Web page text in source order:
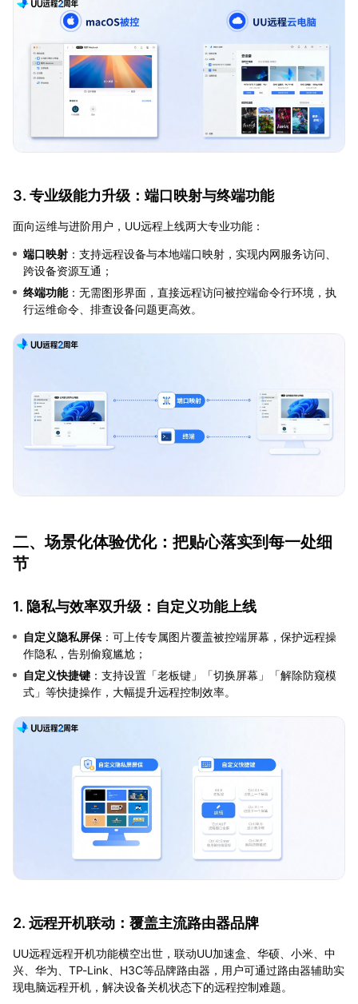
3. 专业级能力升级：端口映射与终端功能
面向运维与进阶用户，UU远程上线两大专业功能：
端口映射：支持远程设备与本地端口映射，实现内网服务访问、
跨设备资源互通；
终端功能：无需图形界面，直接远程访问被控端命令行环境，执
行运维命令、排查设备问题更高效。
二、场景化体验优化：把贴心落实到每一处细
节
1. 隐私与效率双升级：自定义功能上线
自定义隐私屏保：可上传专属图片覆盖被控端屏幕，保护远程操
作隐私，告别偷窥尴尬；
自定义快捷键：支持设置「老板键」「切换屏幕」「解除防窥模
式」等快捷操作，大幅提升远程控制效率。
2. 远程开机联动：覆盖主流路由器品牌
UU远程远程开机功能横空出世，联动UU加速盒、华硕、小米、中
兴、华为、TP-Link、H3C等品牌路由器，用户可通过路由器辅助实
现电脑远程开机，解决设备关机状态下的远程控制难题。